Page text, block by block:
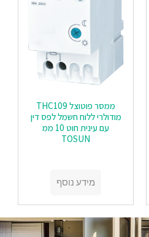
ממסר פוטוצל THC109
מודולרי ללוח חשמל לפס דין
עם עינית חוט 10 ממ
TOSUN
מידע נוסף